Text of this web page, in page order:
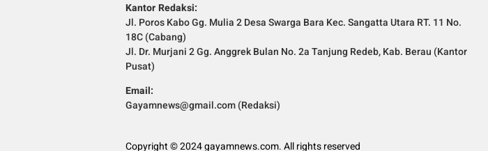
Kantor Redaksi:
Jl. Poros Kabo Gg. Mulia 2 Desa Swarga Bara Kec. Sangatta Utara RT. 11 No.
18C (Cabang)
Jl. Dr. Murjani 2 Gg. Anggrek Bulan No. 2a Tanjung Redeb, Kab. Berau (Kantor
Pusat)
Email:
Gayamnews@gmail.com (Redaksi)
Copyright © 2024 gayamnews.com. All rights reserved